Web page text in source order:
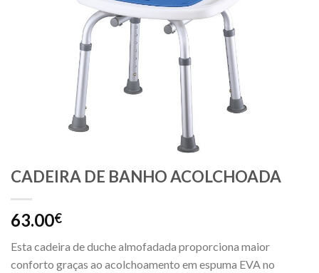
CADEIRA DE BANHO ACOLCHOADA
63.00€
Esta cadeira de duche almofadada proporciona maior
conforto graças ao acolchoamento em espuma EVA no